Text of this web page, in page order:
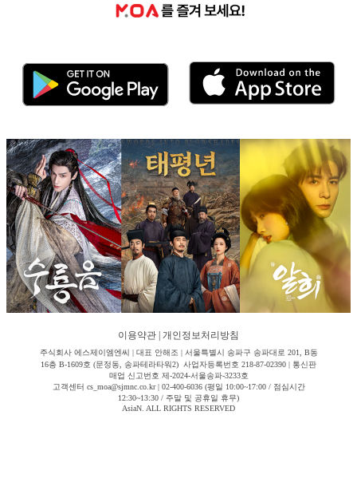
이용약관 개인정보처리방침
주식회사 에스제이엠엔씨 | 대표 안해조 | 서울특별시 송파구 송파대로 201, B동
16층 B-1609호 (문정동, 송파테라타워2) 사업자등록번호 218-87-02390 | 통신판
매업 신고번호 제-2024-서울송파-3233호
고객센터 cs_moa@sjmnc.co.kr | 02-400-6036 (평일 10:00~17:00 / 점심시간
12:30~13:30 / 주말 및 공휴일 휴무)
AsiaN. ALL RIGHTS RESERVED